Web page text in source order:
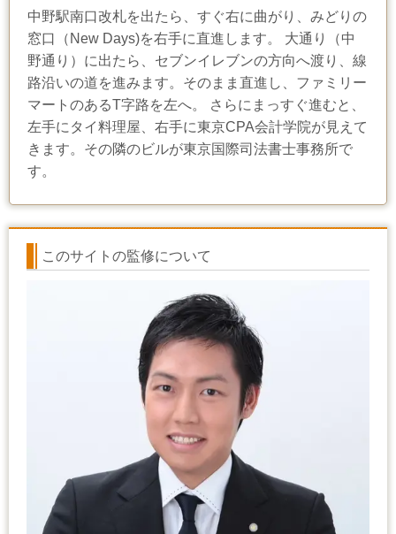
中野駅南口改札を出たら、すぐ右に曲がり、みどりの
窓口（New Days)を右手に直進します。 大通り（中
野通り）に出たら、セブンイレブンの方向へ渡り、線
路沿いの道を進みます。そのまま直進し、ファミリー
マートのあるT字路を左へ。 さらにまっすぐ進むと、
左手にタイ料理屋、右手に東京CPA会計学院が見えて
きます。その隣のビルが東京国際司法書士事務所で
す。
このサイトの監修について